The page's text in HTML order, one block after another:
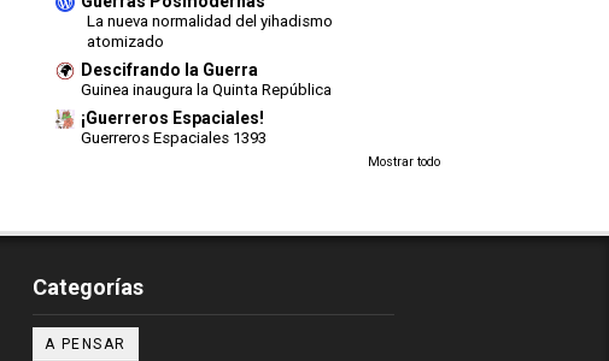
La nueva normalidad del yihadismo
atomizado
Descifrando la Guerra
Guinea inaugura la Quinta República
¡Guerreros Espaciales!
Guerreros Espaciales 1393
Mostrar todo
Categorías
A PENSAR